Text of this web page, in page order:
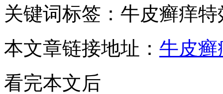
关键词标签：牛皮癣痒特
本文章链接地址： 牛皮癣
看完本文后